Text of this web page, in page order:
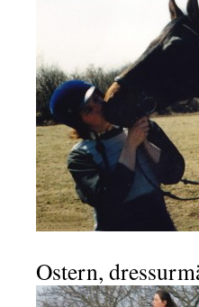
Ostern,